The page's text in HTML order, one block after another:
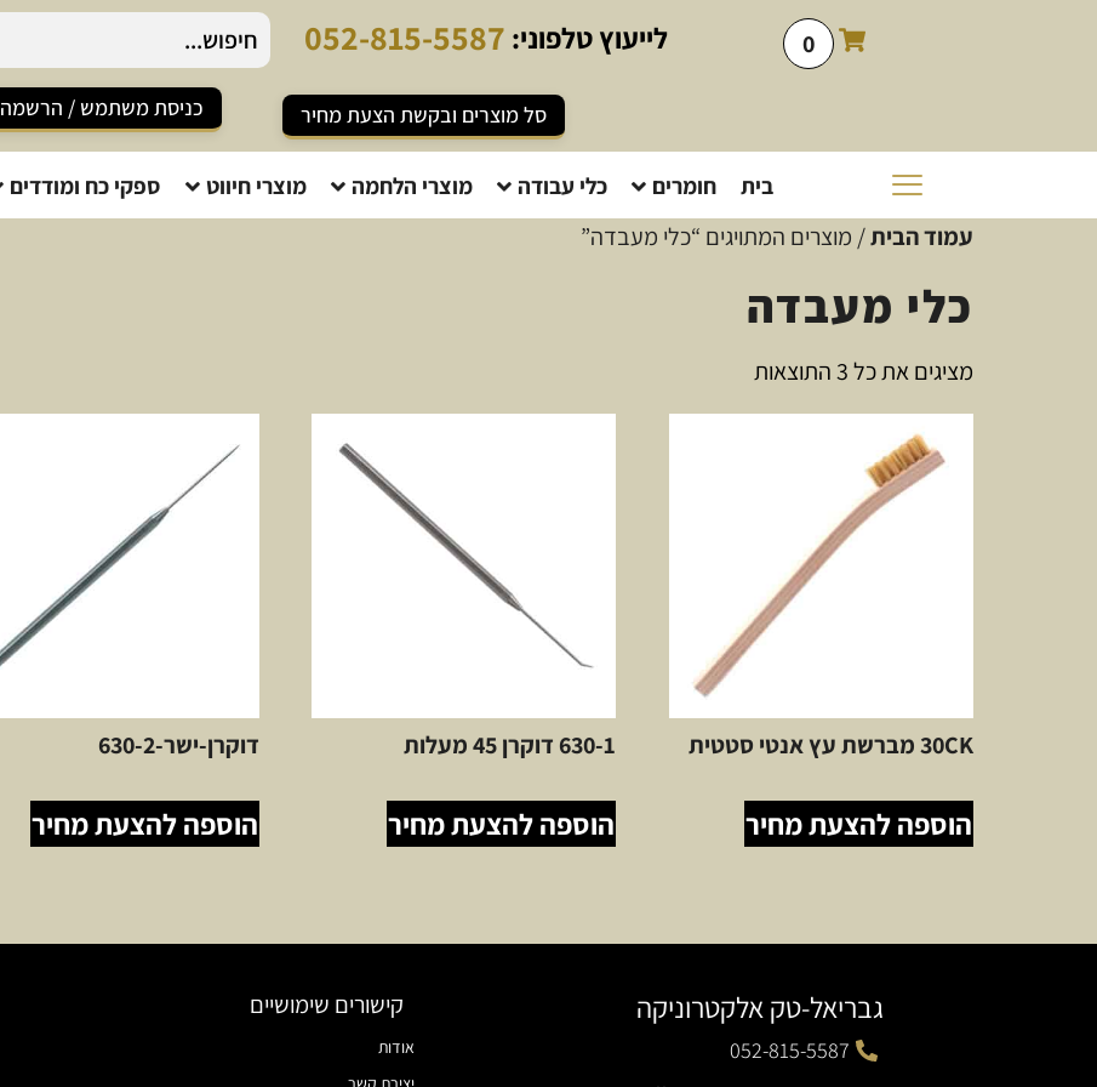
0 לייעוץטלפוני: 052-815-5587
סל מוצרים ובקשת הצעת מחיר כניסת משתמש / הרשמה
בית חומרים כלי עבודה מוצרי הלחמה מוצרי חיווט ספקי כח ומודדים
עמוד הבית/ מוצרים המתויגים “כלי מעבדה”
כלי מעבדה
מציגים את כל ⁦3⁩ התוצאות
30CK מברשת עץ אנטי סטטית
הוספה להצעת מחיר
630-1 דוקרן 45 מעלות
הוספה להצעת מחיר
דוקרן-ישר-630-2
הוספה להצעת מחיר
גבריאל-טק אלקטרוניקה
052-815-5587
קישורים שימושיים
אודות